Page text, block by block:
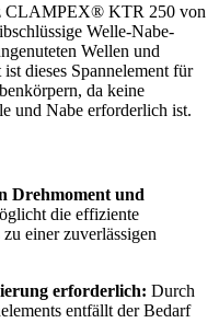
CLAMPEX® KTR 250 von
Welle-Nabe-
Wellen und
dieses Spannelement für
da keine
und Nabe erforderlich ist.
Drehmoment und
die effiziente
einer zuverlässigen
erforderlich: Durch
entfällt der Bedarf